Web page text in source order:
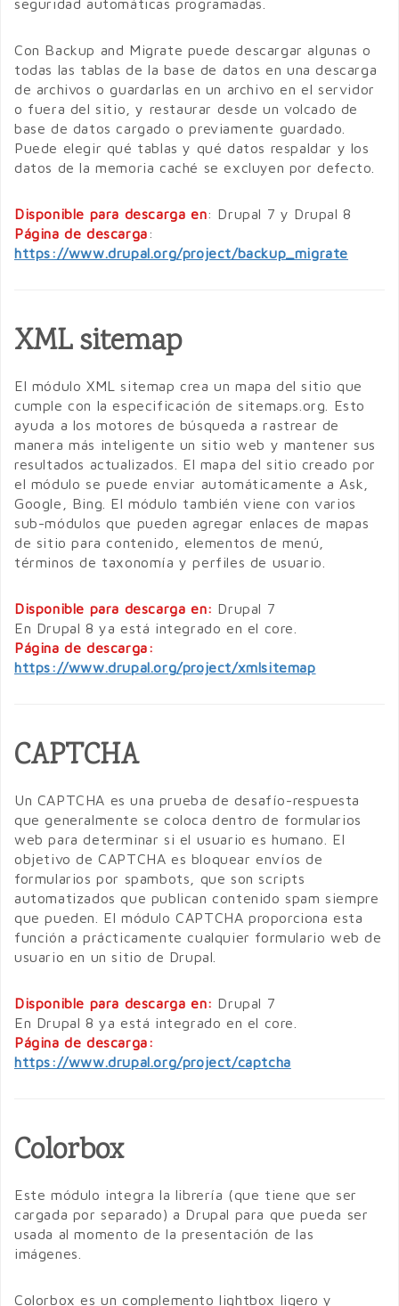
Con Backup and Migrate puede descargar algunas o
todas las tablas de la base de datos en una descarga
de archivos o guardarlas en un archivo en el servidor
o fuera del sitio, y restaurar desde un volcado de
base de datos cargado o previamente guardado.
Puede elegir qué tablas y qué datos respaldar y los
datos de la memoria caché se excluyen por defecto.
Disponible para descarga en: Drupal 7 y Drupal 8
Página de descarga:
https://www.drupal.org/project/backup_migrate
XML sitemap
El módulo XML sitemap crea un mapa del sitio que
cumple con la especificación de sitemaps.org. Esto
ayuda a los motores de búsqueda a rastrear de
manera más inteligente un sitio web y mantener sus
resultados actualizados. El mapa del sitio creado por
el módulo se puede enviar automáticamente a Ask,
Google, Bing. El módulo también viene con varios
sub-módulos que pueden agregar enlaces de mapas
de sitio para contenido, elementos de menú,
términos de taxonomía y perfiles de usuario.
Disponible para descarga en: Drupal 7
En Drupal 8 ya está integrado en el core.
Página de descarga:
https://www.drupal.org/project/xmlsitemap
CAPTCHA
Un CAPTCHA es una prueba de desafío-respuesta
que generalmente se coloca dentro de formularios
web para determinar si el usuario es humano. El
objetivo de CAPTCHA es bloquear envíos de
formularios por spambots, que son scripts
automatizados que publican contenido spam siempre
que pueden. El módulo CAPTCHA proporciona esta
función a prácticamente cualquier formulario web de
usuario en un sitio de Drupal.
Disponible para descarga en: Drupal 7
En Drupal 8 ya está integrado en el core.
Página de descarga:
https://www.drupal.org/project/captcha
Colorbox
Este módulo integra la librería (que tiene que ser
cargada por separado) a Drupal para que pueda ser
usada al momento de la presentación de las
imágenes.
Colorbox es un complemento lightbox ligero y